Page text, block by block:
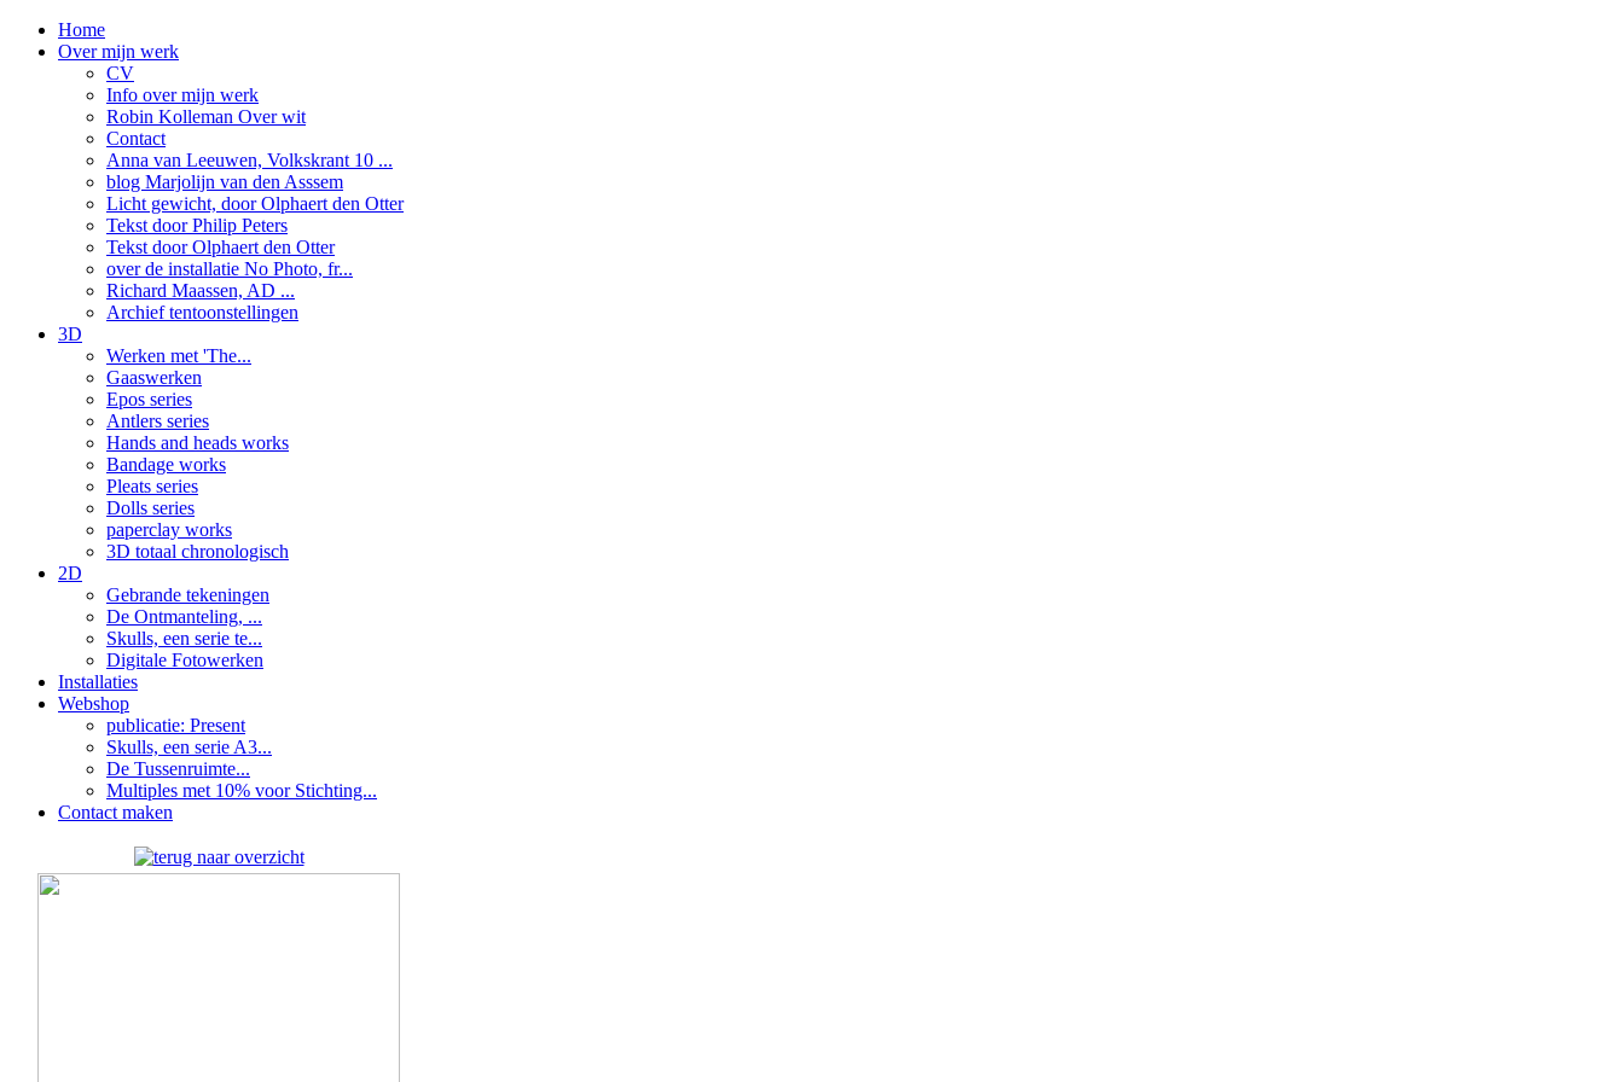
Home
Over mijn werk
CV
Info over mijn werk
Robin Kolleman Over wit
Contact
Anna van Leeuwen, Volkskrant 10 ...
blog Marjolijn van den Asssem
Licht gewicht, door Olphaert den Otter
Tekst door Philip Peters
Tekst door Olphaert den Otter
over de installatie No Photo, fr...
Richard Maassen, AD ...
Archief tentoonstellingen
3D
Werken met 'The...
Gaaswerken
Epos series
Antlers series
Hands and heads works
Bandage works
Pleats series
Dolls series
paperclay works
3D totaal chronologisch
2D
Gebrande tekeningen
De Ontmanteling, ...
Skulls, een serie te...
Digitale Fotowerken
Installaties
Webshop
publicatie: Present
Skulls, een serie A3...
De Tussenruimte...
Multiples met 10% voor Stichting...
Contact maken